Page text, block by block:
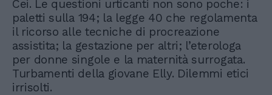
Cei. Le questioni urticanti non sono poche: i
paletti sulla 194; la legge 40 che regolamenta
il ricorso alle tecniche di procreazione
assistita; la gestazione per altri; l’eterologa
per donne singole e la maternità surrogata.
Turbamenti della giovane Elly. Dilemmi etici
irrisolti.